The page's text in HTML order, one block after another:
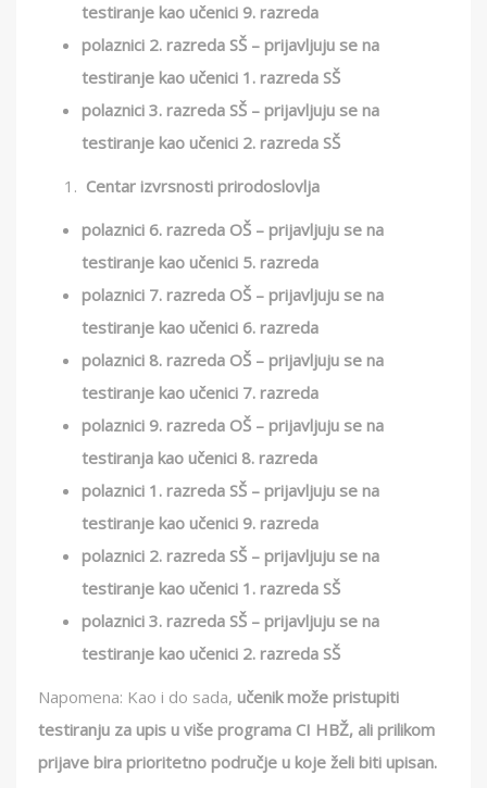
testiranje kao učenici 9. razreda
polaznici 2. razreda SŠ – prijavljuju se na
testiranje kao učenici 1. razreda SŠ
polaznici 3. razreda SŠ – prijavljuju se na
testiranje kao učenici 2. razreda SŠ
Centar izvrsnosti prirodoslovlja
polaznici 6. razreda OŠ – prijavljuju se na
testiranje kao učenici 5. razreda
polaznici 7. razreda OŠ – prijavljuju se na
testiranje kao učenici 6. razreda
polaznici 8. razreda OŠ – prijavljuju se na
testiranje kao učenici 7. razreda
polaznici 9. razreda OŠ – prijavljuju se na
testiranja kao učenici 8. razreda
polaznici 1. razreda SŠ – prijavljuju se na
testiranje kao učenici 9. razreda
polaznici 2. razreda SŠ – prijavljuju se na
testiranje kao učenici 1. razreda SŠ
polaznici 3. razreda SŠ – prijavljuju se na
testiranje kao učenici 2. razreda SŠ
Napomena: Kao i do sada, učenik može pristupiti
testiranju za upis u više programa CI HBŽ, ali prilikom
prijave bira prioritetno područje u koje želi biti upisan.